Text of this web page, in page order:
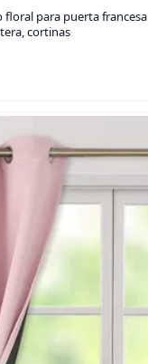
floral para puerta
cortinas